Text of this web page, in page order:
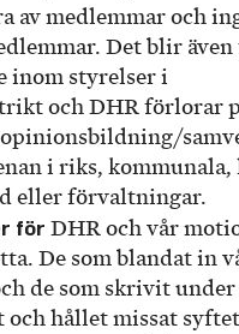
av medlemmar och
Det blir även
inom styrelser i
och DHR förlorar
i riks, kommunala,
eller förvaltningar.
för DHR och vår
De som blandat in
de som skrivit under
hållet missat